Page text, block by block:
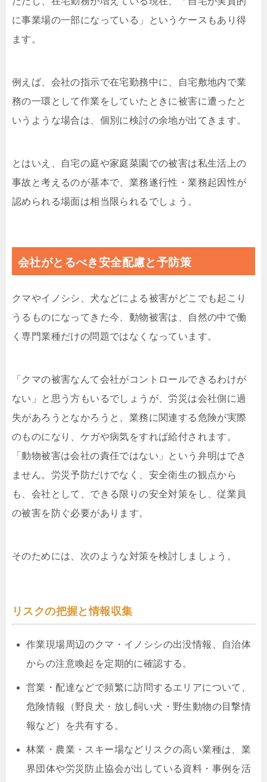
に事業場の一部になっている」というケースもあり得
ます。
例えば、会社の指示で在宅勤務中に、自宅敷地内で業
務の一環として作業をしていたときに被害に遭ったと
いうような場合は、個別に検討の余地が出てきます。
とはいえ、自宅の庭や家庭菜園での被害は私生活上の
事故と考えるのが基本で、業務遂行性・業務起因性が
認められる場面は相当限られるでしょう。
会社がとるべき安全配慮と予防策
クマやイノシシ、犬などによる被害がどこでも起こり
うるものになってきた今、動物被害は、自然の中で働
く専門業種だけの問題ではなくなっています。
「クマの被害なんて会社がコントロールできるわけが
ない」と思う方もいるでしょうが、労災は会社側に過
失があろうとなかろうと、業務に関連する危険が実際
のものになり、ケガや病気をすれば給付されます。
「動物被害は会社の責任ではない」という弁明はでき
ません。労災予防だけでなく、安全衛生の観点から
も、会社として、できる限りの安全対策をし、従業員
の被害を防ぐ必要があります。
そのためには、次のような対策を検討しましょう。
リスクの把握と情報収集
作業現場周辺のクマ・イノシシの出没情報、自治体
からの注意喚起を定期的に確認する。
営業・配達などで頻繁に訪問するエリアについて、
危険情報（野良犬・放し飼い犬・野生動物の目撃情
報など）を共有する。
林業・農業・スキー場などリスクの高い業種は、業
界団体や労災防止協会が出している資料・事例を活